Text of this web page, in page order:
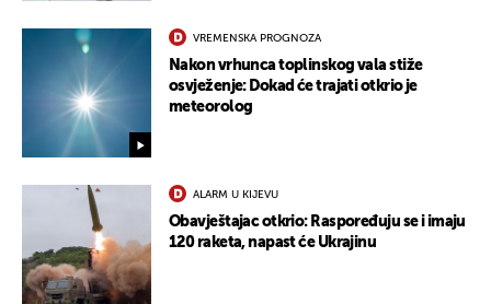
VREMENSKA PROGNOZA
Nakon vrhunca toplinskog vala stiže
osvježenje: Dokad će trajati otkrio je
meteorolog
ALARM U KIJEVU
Obavještajac otkrio: Raspoređuju se i imaju
120 raketa, napast će Ukrajinu